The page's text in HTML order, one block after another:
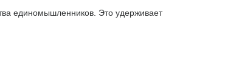
единомышленников. Это удерживает